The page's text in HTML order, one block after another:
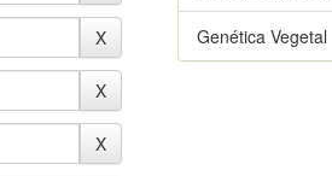
Genética Vegetal